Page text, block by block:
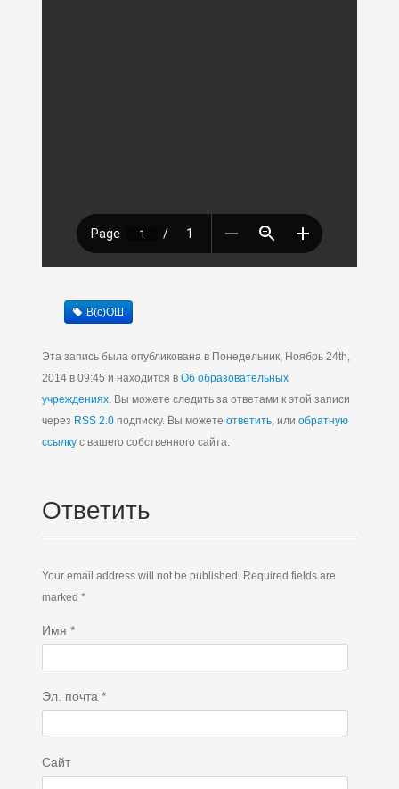
В(с)ОШ
Эта запись была опубликована в Понедельник, Ноябрь 24th,
2014 в 09:45 и находится в Об образовательных
учреждениях. Вы можете следить за ответами к этой записи
через RSS 2.0подписку. Вы можете ответить, или обратную
ссылкус вашего собственного сайта.
Ответить
Your email address will not be published. Required fields are
marked *
Имя *
Эл. почта *
Сайт